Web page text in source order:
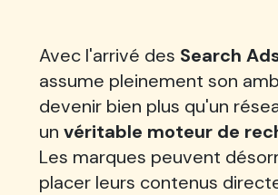
Avec l'arrivé des Search
assume pleinement son
devenir bien plus qu'un
un véritable moteur de
Les marques peuvent
placer leurs contenus